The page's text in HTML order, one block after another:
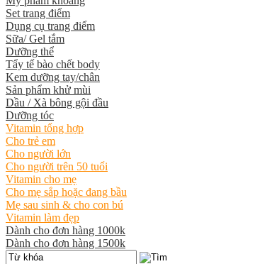
Set trang điểm
Dụng cụ trang điểm
Sữa/ Gel tắm
Dưỡng thể
Tẩy tế bào chết body
Kem dưỡng tay/chân
Sản phẩm khử mùi
Dầu / Xà bông gội đầu
Dưỡng tóc
Vitamin tổng hợp
Cho trẻ em
Cho người lớn
Cho người trên 50 tuổi
Vitamin cho mẹ
Cho mẹ sắp hoặc đang bầu
Mẹ sau sinh & cho con bú
Vitamin làm đẹp
Dành cho đơn hàng 1000k
Dành cho đơn hàng 1500k